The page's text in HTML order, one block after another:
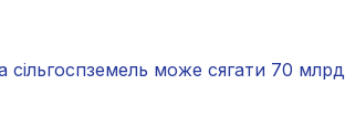
сільгоспземель може сягати 70 млрд